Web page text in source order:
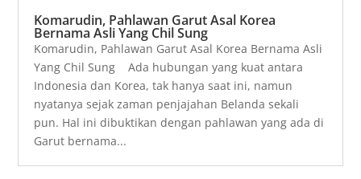
Komarudin, Pahlawan Garut Asal Korea
Bernama Asli Yang Chil Sung
Komarudin, Pahlawan Garut Asal Korea Bernama Asli
Yang Chil Sung Ada hubungan yang kuat antara
Indonesia dan Korea, tak hanya saat ini, namun
nyatanya sejak zaman penjajahan Belanda sekali
pun. Hal ini dibuktikan dengan pahlawan yang ada di
Garut bernama...